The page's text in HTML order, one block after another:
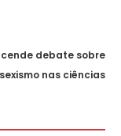
debate sobre
sexismo nas ciências